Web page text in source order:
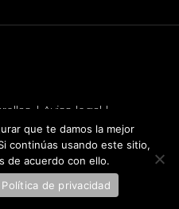
| Aviso legal |
by: Xisco Pascual |
dimage.es
que te damos la mejor
continúas usando este sitio,
de acuerdo con ello.
Política de privacidad